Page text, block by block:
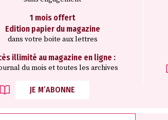
1 mois offert
Edition papier du magazine
dans votre boite aux lettres
illimité au magazine en ligne :
du mois et toutes les archives
JE M’ABONNE